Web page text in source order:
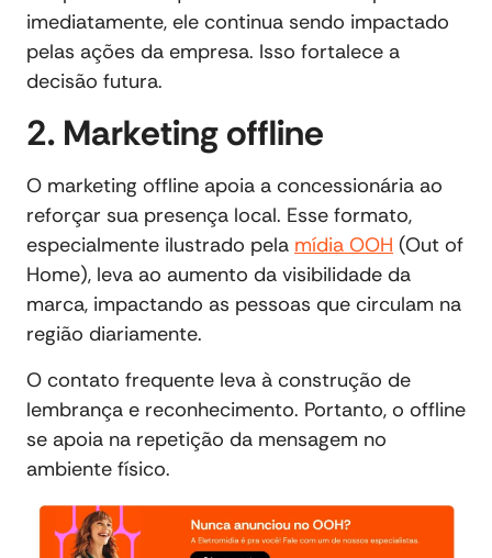
imediatamente, ele continua sendo impactado
pelas ações da empresa. Isso fortalece a
decisão futura.
2. Marketing offline
O marketing offline apoia a concessionária ao
reforçar sua presença local. Esse formato,
especialmente ilustrado pela mídia OOH (Out of
Home), leva ao aumento da visibilidade da
marca, impactando as pessoas que circulam na
região diariamente.
O contato frequente leva à construção de
lembrança e reconhecimento. Portanto, o offline
se apoia na repetição da mensagem no
ambiente físico.